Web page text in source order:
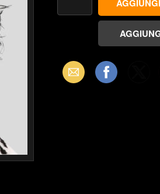
Email Facebook